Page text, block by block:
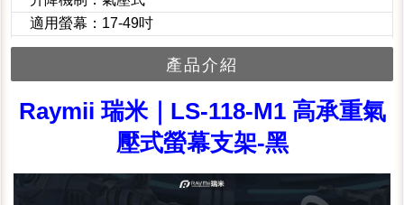
適用螢幕：17-49吋
產品介紹
Raymii 瑞米｜LS-118-M1 高承重氣
壓式螢幕支架-黑